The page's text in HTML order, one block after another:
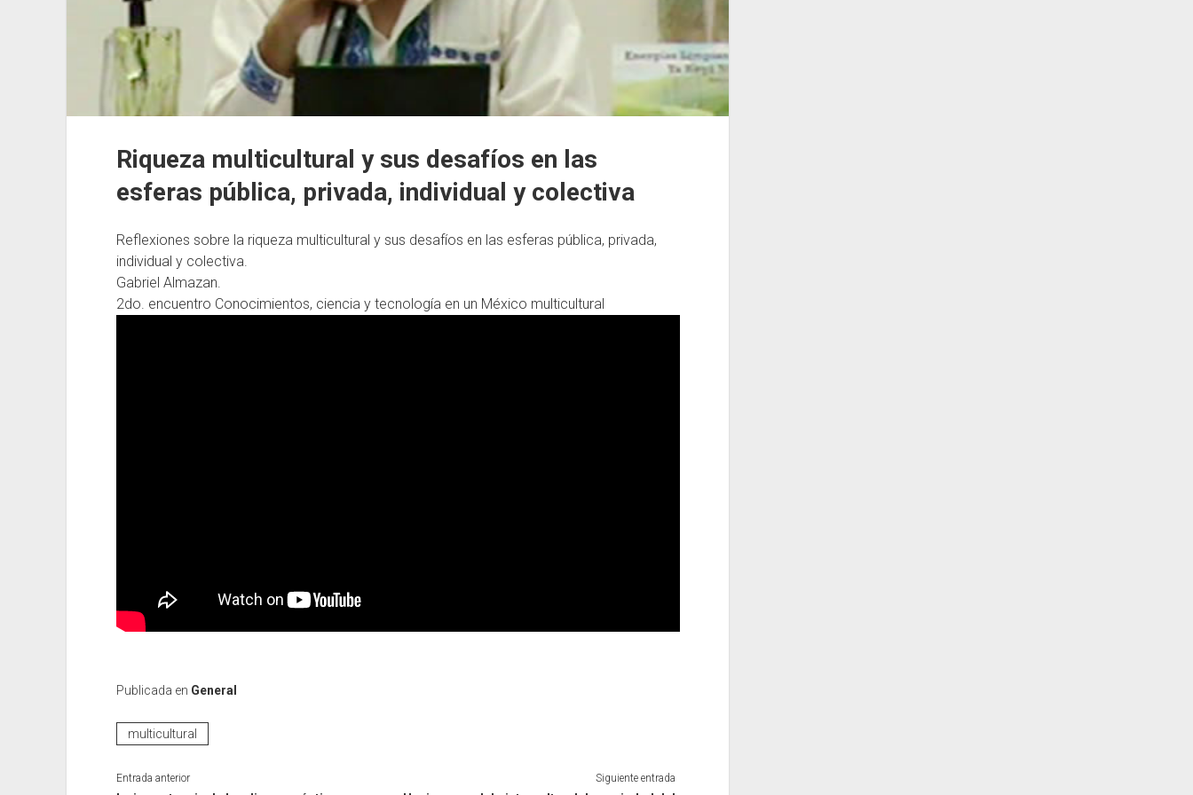
Riqueza multicultural y sus desafíos en las
esferas pública, privada, individual y colectiva
Reflexiones sobre la riqueza multicultural y sus desafíos en las esferas pública, privada,
individual y colectiva.
Gabriel Almazan.
2do. encuentro Conocimientos, ciencia y tecnología en un México multicultural
Publicada en General
multicultural
Entrada anterior Siguiente entrada